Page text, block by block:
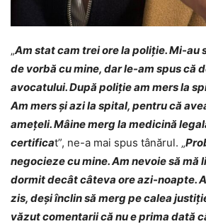
„Am stat cam trei ore la poliție. Mi-au
de vorbă cu mine, dar le-am spus că
avocatului. După poliție am mers la
Am mers și azi la spital, pentru că
amețeli. Mâine merg la medicină
certificat”, ne-a mai spus tânărul. „
negocieze cu mine. Am nevoie să mă
dormit decât câteva ore azi-noapte.
zis, deși înclin să merg pe calea
văzut comentarii că nu e prima dată